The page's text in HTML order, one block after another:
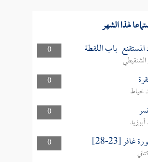
لهذا الشهر
0 اللقطة
الشنقيطي
0
خياط
0
0
[23-28]